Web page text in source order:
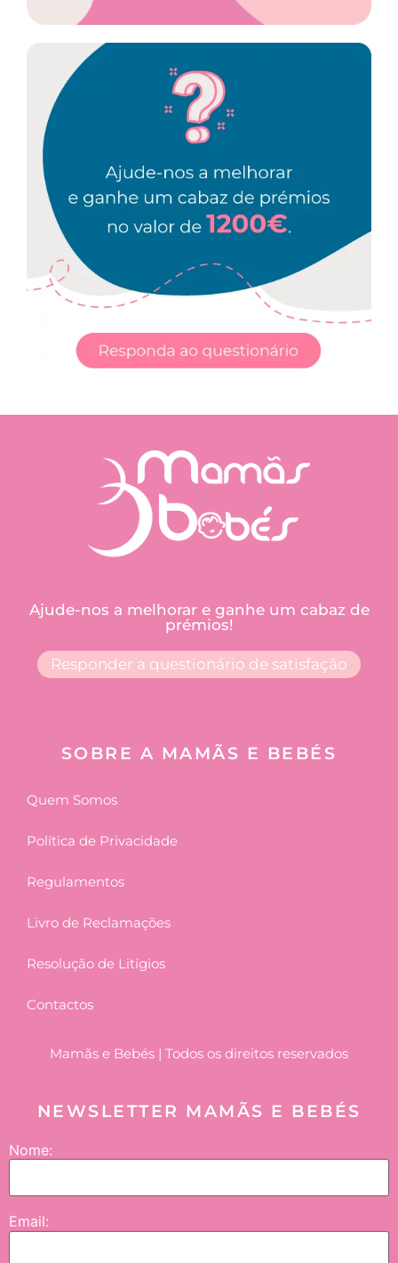
Ajude-nos a melhorar e ganhe um cabaz de
prémios!
Responder a questionário de satisfação
SOBRE A MAMÃS E BEBÉS
Quem Somos
Política de Privacidade
Regulamentos
Livro de Reclamações
Resolução de Litígios
Contactos
Mamãs e Bebés | Todos os direitos reservados
NEWSLETTER MAMÃS E BEBÉS
Nome:
Email: